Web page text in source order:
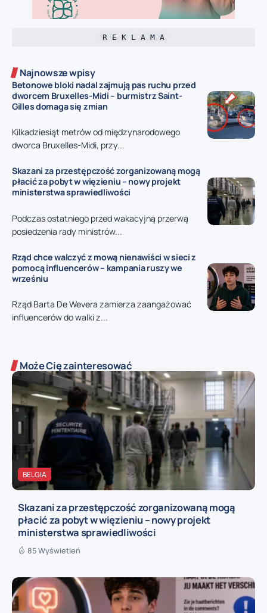
R E K L A M A
Najnowsze wpisy
Betonowe bloki nadal zajmują pas ruchu przed
dworcem Bruxelles-Midi – burmistrz Saint-
Gilles domaga się zmian
Kilkadziesiąt metrów od międzynarodowego
dworca Bruxelles-Midi, przy...
Skazani za przestępczość zorganizowaną mogą
płacić za pobyt w więzieniu – nowy projekt
ministerstwa sprawiedliwości
Podczas ostatniego przed wakacyjną przerwą
posiedzenia rady ministrów...
Rząd chce walczyć z mową nienawiści w sieci z
pomocą influencerów – kampania ruszy we
wrześniu
Rząd Barta De Wevera zamierza zaangażować
influencerów do walki z...
Może Cię zainteresować
BELGIA
Skazani za przestępczość zorganizowaną mogą
płacić za pobyt w więzieniu – nowy projekt
ministerstwa sprawiedliwości
85 Wyświetleń